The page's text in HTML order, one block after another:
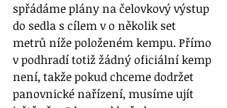
spřádáme plány na čelovkový výstup
do sedla s cílem v o několik set
metrů níže položeném kempu. Přímo
v podhradí totiž žádný oficiální kemp
není, takže pokud chceme dodržet
panovnické nařízení, musíme ujít